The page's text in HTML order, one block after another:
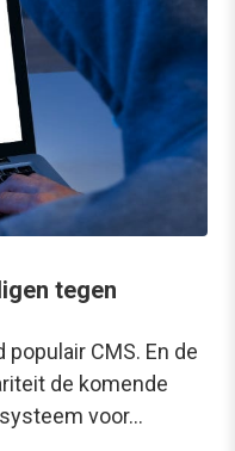
tegen
CMS. En de
de komende
voor…